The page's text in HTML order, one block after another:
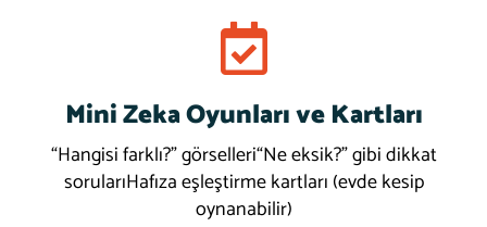
Mini Zeka Oyunları ve Kartları
“Hangisi farklı?” görselleri“Ne eksik?” gibi dikkat
sorularıHafıza eşleştirme kartları (evde kesip
oynanabilir)
Read more
Request info